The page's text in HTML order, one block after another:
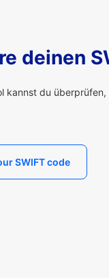
deinen
kannst du
SWIFT code